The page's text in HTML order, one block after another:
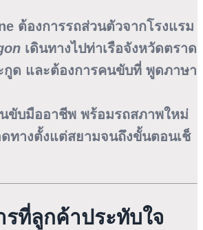
ต้องการรถส่วนตัวจากโรงแรม
เดินทางไปท่าเรือจังหวัดตราด
กูด และต้องการคนขับที่ พูดภาษา
ขับมืออาชีพ พร้อมรถสภาพใหม่
ทางตั้งแต่สยามจนถึงขั้นตอนเช็
รที่ลูกค้าประทับใจ